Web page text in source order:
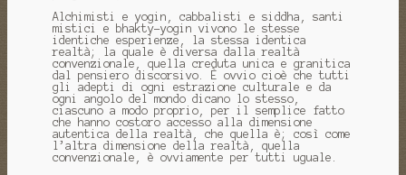
Alchimisti e yogin, cabbalisti e siddha, santi
mistici e bhakty-yogin vivono le stesse
identiche esperienze, la stessa identica
realtà; la quale è diversa dalla realtà
convenzionale, quella creduta unica e granitica
dal pensiero discorsivo. È ovvio cioè che tutti
gli adepti di ogni estrazione culturale e da
ogni angolo del mondo dicano lo stesso,
ciascuno a modo proprio, per il semplice fatto
che hanno costoro accesso alla dimensione
autentica della realtà, che quella è; così come
l’altra dimensione della realtà, quella
convenzionale, è ovviamente per tutti uguale.